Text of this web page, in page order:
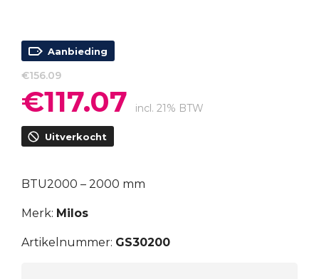
Aanbieding
€156.09
Oorspronkelijke
prijs
was:
€156.09.
€117.07 prijs
incl. 21% BTW
Uitverkocht
BTU2000 – 2000 mm
Merk: Milos
Artikelnummer: GS30200